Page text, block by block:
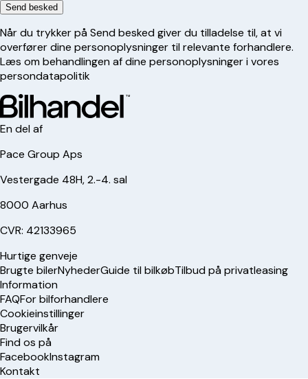
Send besked
Når du trykker på Send besked giver du tilladelse til, at vi
overfører dine personoplysninger til relevante forhandlere.
Læs om behandlingen af dine personoplysninger i vores
persondatapolitik
En del af
Pace Group Aps
Vestergade 48H, 2.-4. sal
8000 Aarhus
CVR: 42133965
Hurtige genveje
Brugte bilerNyhederGuide til bilkøbTilbud på privatleasing
Information
FAQFor bilforhandlere
Cookieinstillinger
Brugervilkår
Find os på
FacebookInstagram
Kontakt